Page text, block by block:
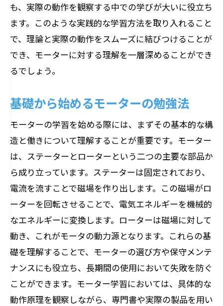
も、実際の動作を観察する中での学びが大いに役立ち
ます。このような実践的な学習方法を取り入れること
で、理論と実際の動作をスムーズに結びつけることが
でき、モーターに対する理解を一層深めることができ
るでしょう。
基礎から始めるモーターの勉強法
モーターの学習を始める際には、まずその基本的な構
造と働きについて理解することが重要です。モーター
は、ステーターとローターという二つの主要な部品か
ら成り立っています。ステーターは固定されており、
電流を流すことで磁場を作り出します。この磁場がロ
ーターを回転させることで、電気エネルギーを機械的
なエネルギーに変換します。ローターは磁場に対して
動き、これがモータの動力源となります。これらの基
礎を理解することで、モーターの選び方や保守メンテ
ナンスにも役立ち、長期間の使用において失敗を防ぐ
ことができます。モーター学習においては、具体的な
動作原理を観察しながら、専門書や実際の製品を用い